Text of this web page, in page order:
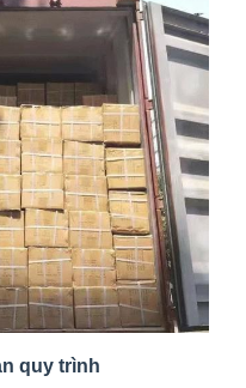
quy trình